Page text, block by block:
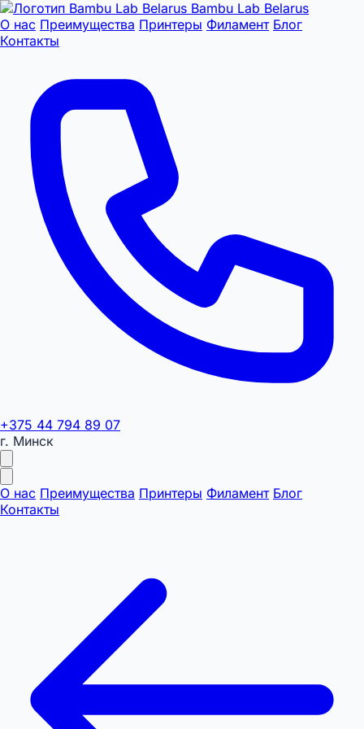
Bambu Lab Belarus
О нас Преимущества Принтеры Филамент Блог
Контакты
+375 44 794 89 07
г. Минск
О нас Преимущества Принтеры Филамент Блог
Контакты